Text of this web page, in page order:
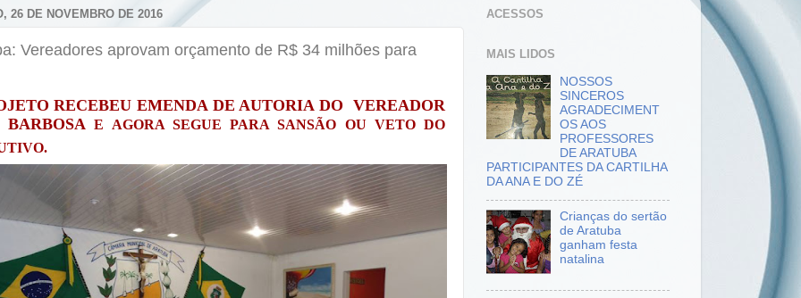
26 DE NOVEMBRO DE 2016
Vereadores aprovam orçamento de R$ 34 milhões para
RECEBEU EMENDA DE AUTORIA DO VEREADOR
BARBOSA E AGORA SEGUE PARA SANSÃO OU VETO DO
ACESSOS
MAIS LIDOS
NOSSOS
SINCEROS
AGRADECIMENT
OS AOS
PROFESSORES
DE ARATUBA
PARTICIPANTES DA CARTILHA
DA ANA E DO ZÉ
Crianças do sertão
de Aratuba
ganham festa
natalina